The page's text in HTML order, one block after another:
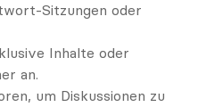
Sitzungen oder
Inhalte oder
an.
um Diskussionen zu